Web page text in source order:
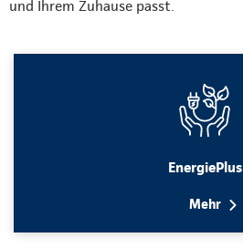
und Ihrem Zuhause passt.
EnergiePlus
Mehr